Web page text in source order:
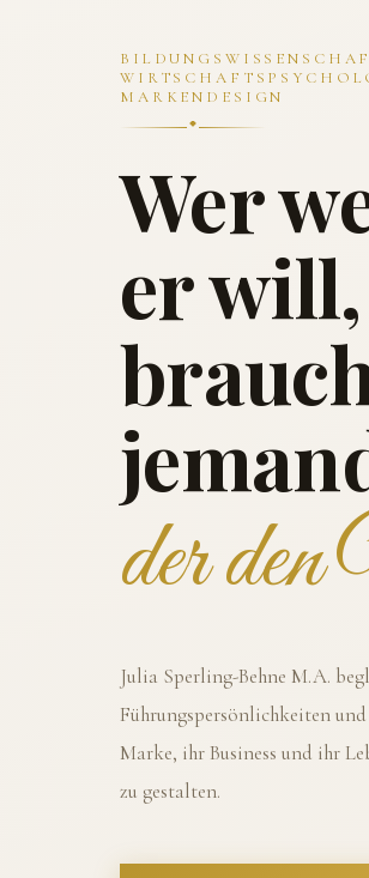
MARKENDESIGN
Wer
er will,
der
Julia Sperling-Behne M.A.
Führungspersönlichkeiten
Marke, ihr Business und ihr
zu gestalten.